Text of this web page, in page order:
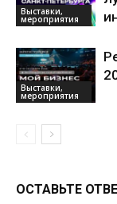
Выставки,
мероприятия
Выставки,
мероприятия
ОСТАВЬТЕ